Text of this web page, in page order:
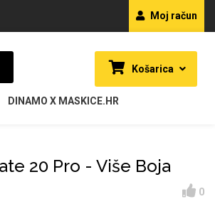
Moj račun
Košarica
DINAMO X MASKICE.HR
20 Pro - Više Boja
0